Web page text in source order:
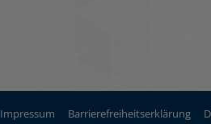
Impressum Barrierefreiheitserklärung